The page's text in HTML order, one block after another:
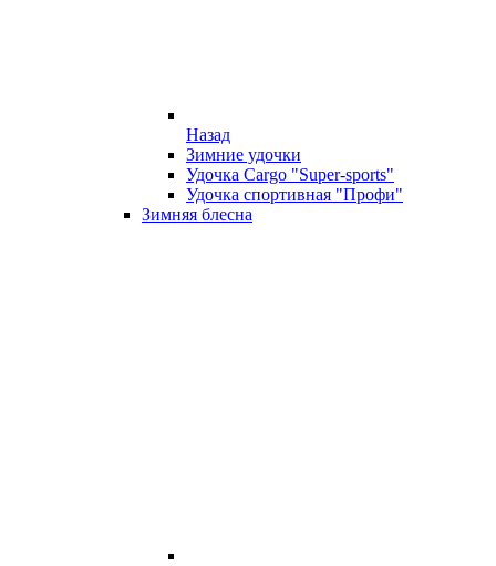
Назад
Зимние удочки
Удочка Cargo "Super-sports"
Удочка спортивная "Профи"
Зимняя блесна